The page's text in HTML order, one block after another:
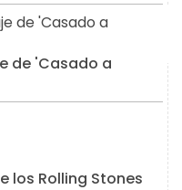
de 'Casado a
los Rolling Stones